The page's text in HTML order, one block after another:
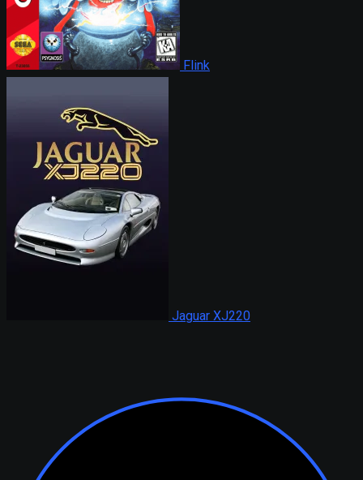
Flink
Jaguar XJ220